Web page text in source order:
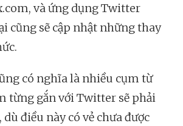
và ứng dụng Twitter
cũng sẽ cập nhật những thay
có nghĩa là nhiều cụm từ
từng gắn với Twitter sẽ phải
điều này có vẻ chưa được